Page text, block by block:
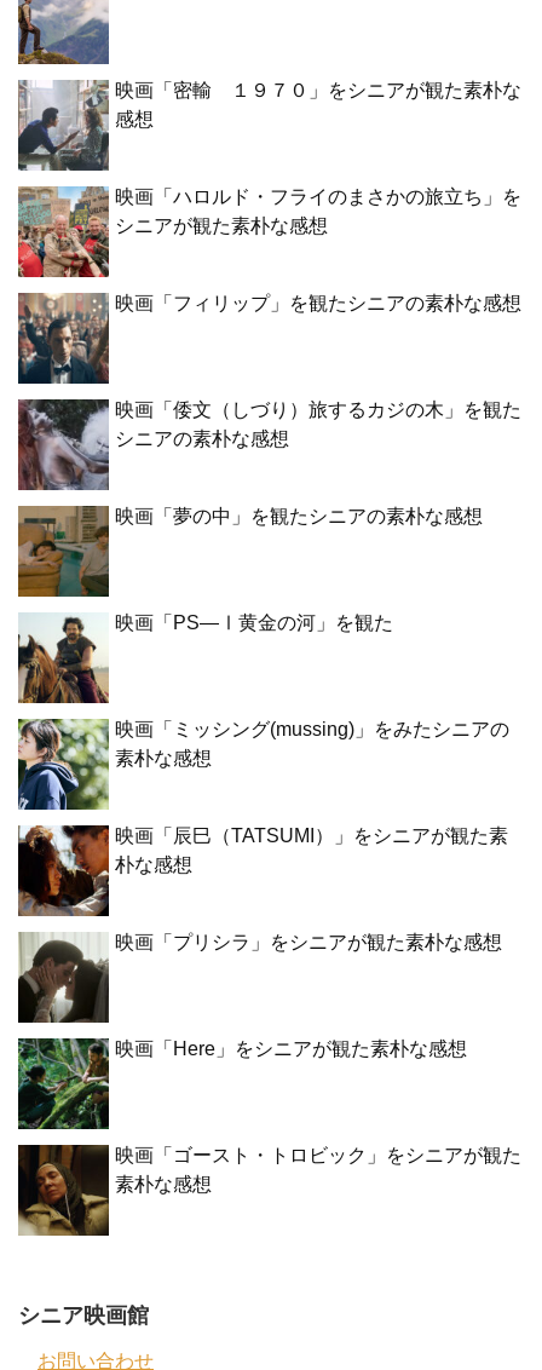
映画「密輸 １９７０」をシニアが観た素朴な
感想
映画「ハロルド・フライのまさかの旅立ち」を
シニアが観た素朴な感想
映画「フィリップ」を観たシニアの素朴な感想
映画「倭文（しづり）旅するカジの木」を観た
シニアの素朴な感想
映画「夢の中」を観たシニアの素朴な感想
映画「PS―Ⅰ黄金の河」を観た
映画「ミッシング(mussing)」をみたシニアの
素朴な感想
映画「辰巳（TATSUMI）」をシニアが観た素
朴な感想
映画「プリシラ」をシニアが観た素朴な感想
映画「Here」をシニアが観た素朴な感想
映画「ゴースト・トロビック」をシニアが観た
素朴な感想
シニア映画館
お問い合わせ